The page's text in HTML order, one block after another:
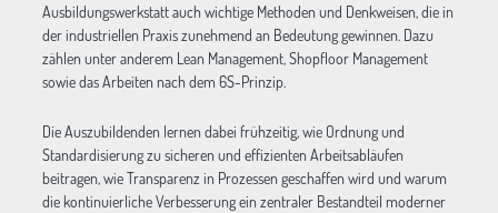
Ausbildungswerkstatt auch wichtige Methoden und Denkweisen, die in
der industriellen Praxis zunehmend an Bedeutung gewinnen. Dazu
zählen unter anderem Lean Management, Shopfloor Management
sowie das Arbeiten nach dem 6S-Prinzip.
Die Auszubildenden lernen dabei frühzeitig, wie Ordnung und
Standardisierung zu sicheren und effizienten Arbeitsabläufen
beitragen, wie Transparenz in Prozessen geschaffen wird und warum
die kontinuierliche Verbesserung ein zentraler Bestandteil moderner